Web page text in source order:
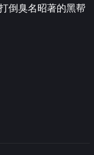
倒臭名昭著的黑帮